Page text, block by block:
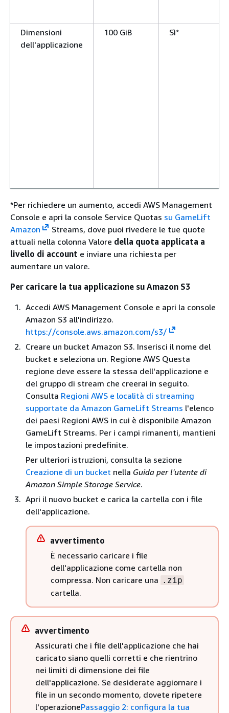
Dimensioni
dell'applicazione
100 GiB Sì*
*Per richiedere un aumento, accedi AWS Management
Console e apri la console Service Quotas su GameLift
Amazon
Streams, dove puoi rivedere le tue quote
attuali nella colonna Valore della quota applicata a
livello di account e inviare una richiesta per
aumentare un valore.
Per caricare la tua applicazione su Amazon S3
Accedi AWS Management Console e apri la console
Amazon S3 all'indirizzo.
https://console.aws.amazon.com/s3/
Creare un bucket Amazon S3. Inserisci il nome del
bucket e seleziona un. Regione AWS Questa
regione deve essere la stessa dell'applicazione e
del gruppo di stream che creerai in seguito.
Consulta Regioni AWS e località di streaming
supportate da Amazon GameLift Streams l'elenco
dei paesi Regioni AWS in cui è disponibile Amazon
GameLift Streams. Per i campi rimanenti, mantieni
le impostazioni predefinite.
Per ulteriori istruzioni, consulta la sezione
Creazione di un bucket nella Guida per l'utente di
Amazon Simple Storage Service.
Apri il nuovo bucket e carica la cartella con i file
dell'applicazione.
avvertimento
È necessario caricare i file
dell'applicazione come cartella non
compressa. Non caricare una .zip
cartella.
avvertimento
Assicurati che i file dell'applicazione che hai
caricato siano quelli corretti e che rientrino
nei limiti di dimensione dei file
dell'applicazione. Se desiderate aggiornare i
file in un secondo momento, dovete ripetere
l'operazionePassaggio 2: configura la tua